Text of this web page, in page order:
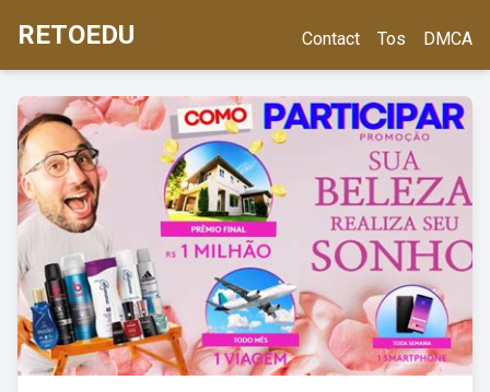
RETOEDU Contact Tos DMCA